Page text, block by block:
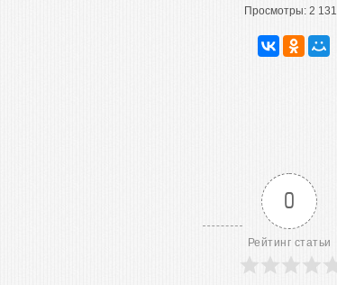
Просмотры: 2 131
0
Рейтинг статьи